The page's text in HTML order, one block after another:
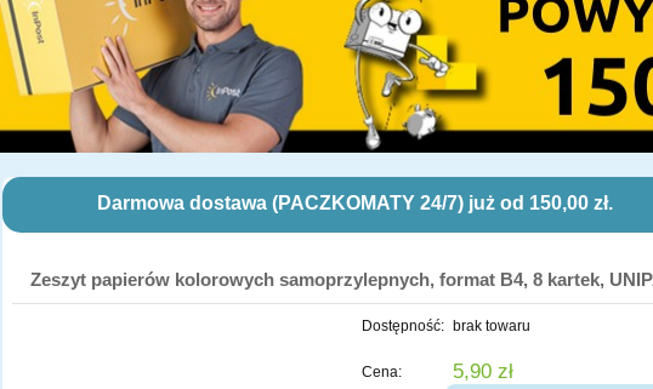
Darmowa dostawa (PACZKOMATY 24/7) już od 150,00 zł.
Zeszyt papierów kolorowych samoprzylepnych, format B4, 8 kartek,
Dostępność: brak towaru
Cena: 5,90 zł